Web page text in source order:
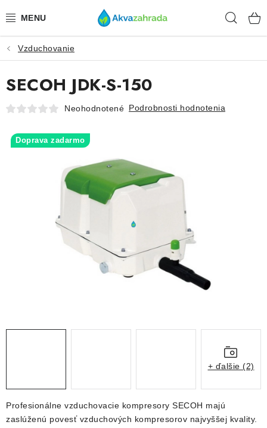
na
TECHNIKA
HNOJIVÁ
VODA
PRÍSLUŠENSTVO
KRMIVÁ A VITAMÍNY
ŽIVOČÍCHY
Vzduchovanie
Profesionálne vzduchovacie kompresory SECOH majú
zaslúženú povesť vzduchových kompresorov najvyššej kvality.
SECOH JDK-S-150
Neohodnotené Podrobnosti hodnotenia
Doprava zadarmo
+ ďalšie (2)